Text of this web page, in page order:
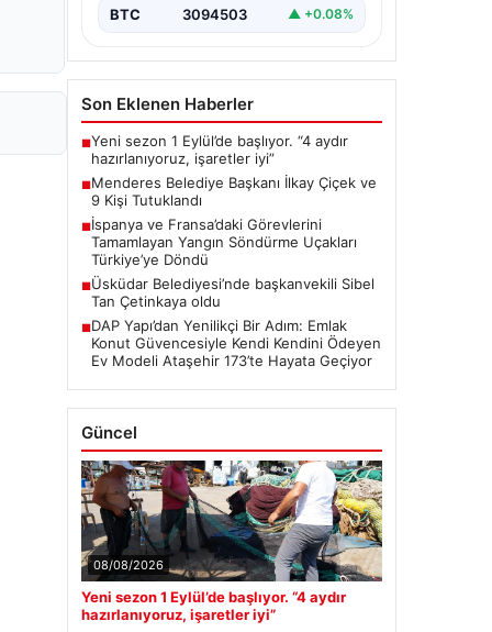
BTC 3094503 ▲ +0.08%
Son Eklenen Haberler
■Yeni sezon 1 Eylül’de başlıyor. “4 aydır
hazırlanıyoruz, işaretler iyi”
■Menderes Belediye Başkanı İlkay Çiçek ve
9 Kişi Tutuklandı
■İspanya ve Fransa’daki Görevlerini
Tamamlayan Yangın Söndürme Uçakları
Türkiye’ye Döndü
■Üsküdar Belediyesi’nde başkanvekili Sibel
Tan Çetinkaya oldu
■DAP Yapı’dan Yenilikçi Bir Adım: Emlak
Konut Güvencesiyle Kendi Kendini Ödeyen
Ev Modeli Ataşehir 173’te Hayata Geçiyor
Güncel
08/08/2026
Yeni sezon 1 Eylül’de başlıyor. “4 aydır
hazırlanıyoruz, işaretler iyi”